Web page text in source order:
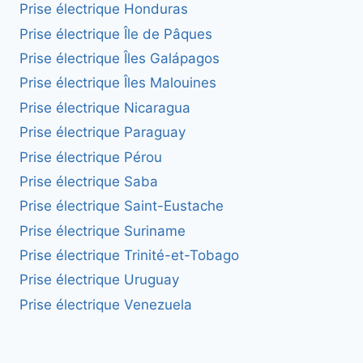
Prise électrique Honduras
Prise électrique Île de Pâques
Prise électrique Îles Galápagos
Prise électrique Îles Malouines
Prise électrique Nicaragua
Prise électrique Paraguay
Prise électrique Pérou
Prise électrique Saba
Prise électrique Saint-Eustache
Prise électrique Suriname
Prise électrique Trinité-et-Tobago
Prise électrique Uruguay
Prise électrique Venezuela